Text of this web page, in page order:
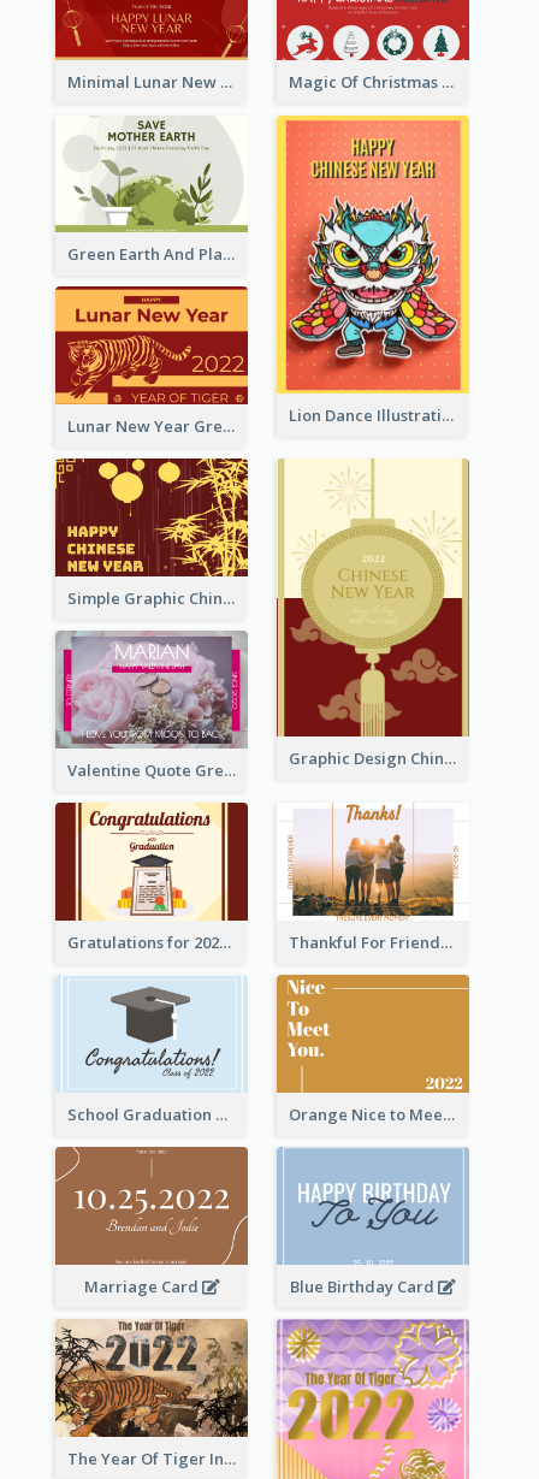
Minimal Lunar New Year Celebration Greeting Card Magic Of Christmas Holidays Greeting Card
Green Earth And Plants Illustrations Greeting Card
Lion Dance Illustration Photo Greeting Card
Lunar New Year Greeting Card With Tiger Illustration
Simple Graphic Chinese New Year In Red And Yellow
Graphic Design Chinese New Year Greeting Card With Decorations
Valentine Quote Greeting Card
Gratulations for 2020 Graduation Greeting Card Thankful For Friendship Greeting Card
School Graduation Celebration Card Orange Nice to Meet You Greeting Card
Marriage Card Blue Birthday Card
The Year Of Tiger Ink Illustration New Year Greeting Card